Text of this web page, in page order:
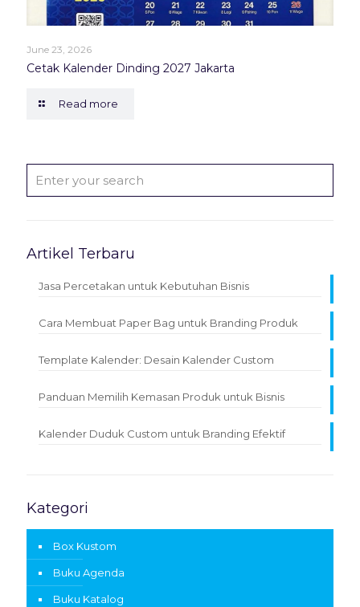
June 23, 2026
Cetak Kalender Dinding 2027 Jakarta
Read more
Artikel Terbaru
Jasa Percetakan untuk Kebutuhan Bisnis
Cara Membuat Paper Bag untuk Branding Produk
Template Kalender: Desain Kalender Custom
Panduan Memilih Kemasan Produk untuk Bisnis
Kalender Duduk Custom untuk Branding Efektif
Kategori
Box Kustom
Buku Agenda
Buku Katalog